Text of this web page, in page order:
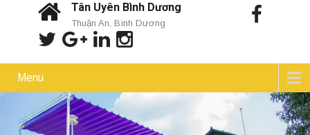
Tân Uyên Bình Dương
Thuận An, Bình Dương
Menu